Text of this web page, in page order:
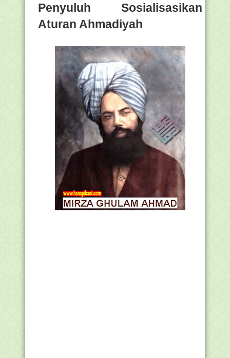
Penyuluh Sosialisasikan
Aturan Ahmadiyah